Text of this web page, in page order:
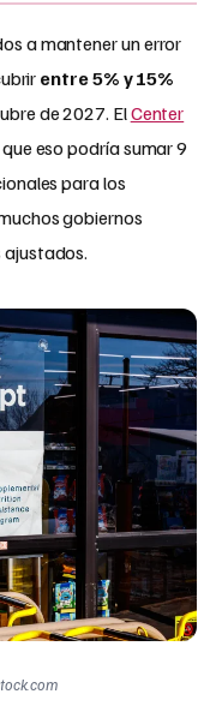
a mantener un error
entre 5% y 15%
de 2027. ElCenter
eso podría sumar 9
para los
gobiernos